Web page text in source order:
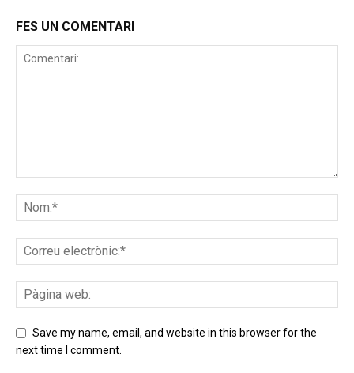
FES UN COMENTARI
Save my name, email, and website in this browser for the
next time I comment.